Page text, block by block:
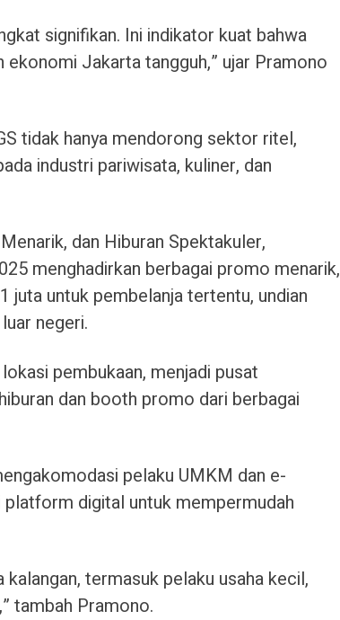
signifikan. Ini indikator kuat bahwa
ekonomi Jakarta tangguh,” ujar Pramono
tidak hanya mendorong sektor ritel,
industri pariwisata, kuliner, dan
dan Hiburan Spektakuler,
menghadirkan berbagai promo menarik,
juta untuk pembelanja tertentu, undian
negeri.
pembukaan, menjadi pusat
dan booth promo dari berbagai
pelaku UMKM dan e-
digital untuk mempermudah
termasuk pelaku usaha kecil,
tambah Pramono.